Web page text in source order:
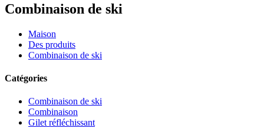
Combinaison de ski
Maison
Des produits
Combinaison de ski
Catégories
Combinaison de ski
Combinaison
Gilet réfléchissant